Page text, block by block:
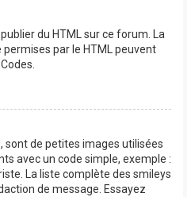
du HTML sur ce forum. La
par le HTML peuvent
sont de petites images utilisées
avec un code simple, exemple :
La liste complète des smileys
de message. Essayez